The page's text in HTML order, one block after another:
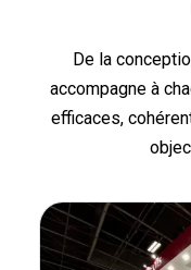
De la
accompagne à
efficaces,